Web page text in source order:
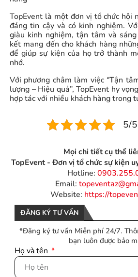
TopEvent là một đơn vị tổ chức hội
đáng tin cậy và có kinh nghiệm.
giàu kinh nghiệm, tận tâm và
kết mang đến cho khách hàng
để giúp sự kiện của họ trở thành
nhớ.
Với phương châm làm việc “Tận
lượng – Hiệu quả”, TopEvent hy
hợp tác với nhiều khách hàng trong
5/
Mọi chi tiết cụ thể
TopEvent - Đơn vị tổ chức sự kiện
Hotline:
Email:
Website: https://
ĐĂNG KÝ TƯ VẤN
*Đăng ký tư vấn Miễn phí 24/7.
bạn luôn được bảo
Họ và tên